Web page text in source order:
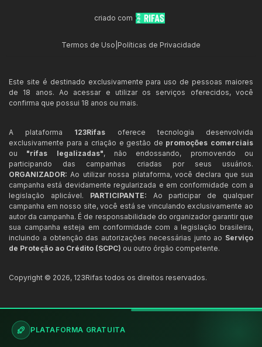
criado com
Termos de Uso Políticas de Privacidade
Este site é destinado exclusivamente para uso de pessoas maiores
de 18 anos. Ao acessar e utilizar os serviços oferecidos, você
confirma que possui 18 anos ou mais.
A plataforma 123Rifas oferece tecnologia desenvolvida
exclusivamente para a criação e gestão de promoções comerciais
ou "rifas legalizadas", não endossando, promovendo ou
participando das campanhas criadas por seus usuários.
ORGANIZADOR: Ao utilizar nossa plataforma, você declara que sua
campanha está devidamente regularizada e em conformidade com a
legislação aplicável. PARTICIPANTE: Ao participar de qualquer
campanha em nosso site, você está se vinculando exclusivamente ao
autor da campanha. É de responsabilidade do organizador garantir que
sua campanha esteja em conformidade com a legislação brasileira,
incluindo a obtenção das autorizações necessárias junto ao Serviço
de Proteção ao Crédito (SCPC) ou outro órgão competente.
Copyright © 2026, 123Rifas todos os direitos reservados.
PLATAFORMA GRATUITA